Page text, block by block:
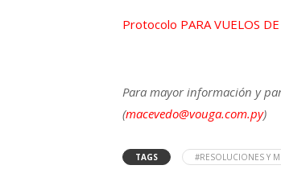
Protocolo PARA VUELOS
Para mayor información y
(macevedo@vouga.com.py)
TAGS #RESOLUCIONES Y